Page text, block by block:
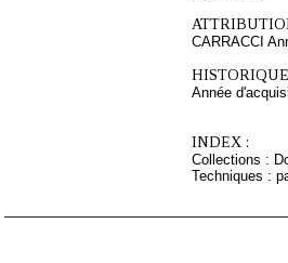
CARRACCI
Année
INDEX :
Collections :
Techniques :